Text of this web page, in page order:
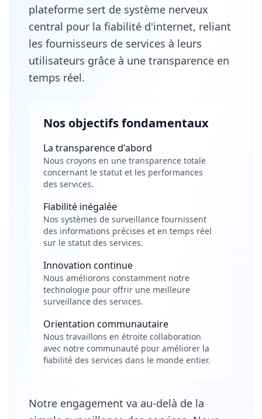
plateforme sert de système nerveux
central pour la fiabilité d'internet, reliant
les fournisseurs de services à leurs
utilisateurs grâce à une transparence en
temps réel.
Nos objectifs fondamentaux
La transparence d'abord
Nous croyons en une transparence totale
concernant le statut et les performances
des services.
Fiabilité inégalée
Nos systèmes de surveillance fournissent
des informations précises et en temps réel
sur le statut des services.
Innovation continue
Nous améliorons constamment notre
technologie pour offrir une meilleure
surveillance des services.
Orientation communautaire
Nous travaillons en étroite collaboration
avec notre communauté pour améliorer la
fiabilité des services dans le monde entier.
Notre engagement va au-delà de la